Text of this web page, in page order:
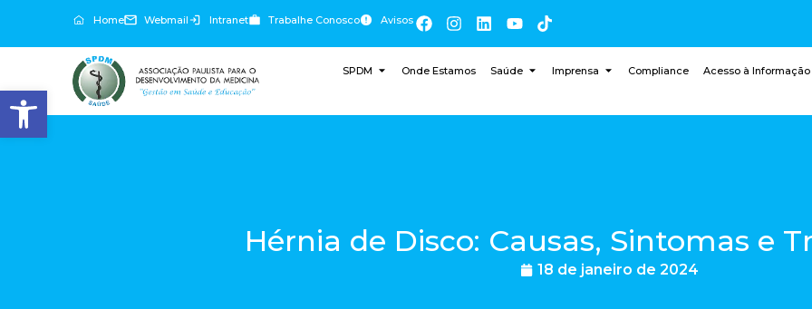
Abrir a barra de ferramentas
Home Webmail Intranet Trabalhe Conosco Avisos
SPDM Onde Estamos Saúde Imprensa Compliance Acesso à Informação
Hérnia de Disco: Causas, Sintomas e
18 de janeiro de 2024